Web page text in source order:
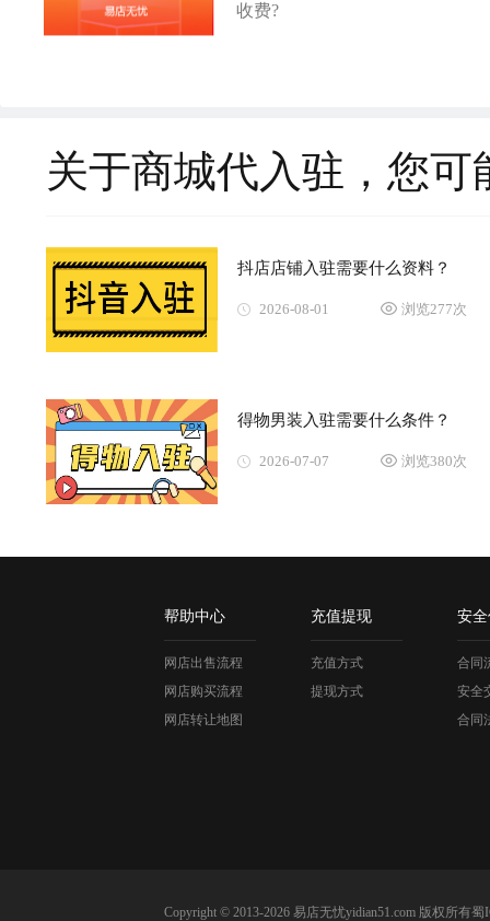
收费?
关于商城代入驻，您可
抖店店铺入驻需要什么资料？
2026-08-01 浏览277次
得物男装入驻需要什么条件？
2026-07-07 浏览380次
帮助中心
网店出售流程
网店购买流程
网店转让地图
充值提现
充值方式
提现方式
安
合同
安全
合同
Copyright © 2013-2026 易店无忧yidian51.com 版权所有蜀